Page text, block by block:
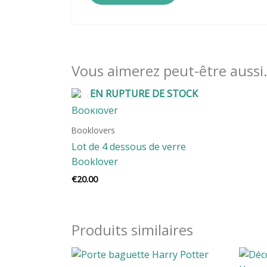
Vous aimerez peut-être
EN RUPTURE DE STOCK
Booklovers
Lot de 4 dessous de verre
Booklover
€20.00
Produits similaires